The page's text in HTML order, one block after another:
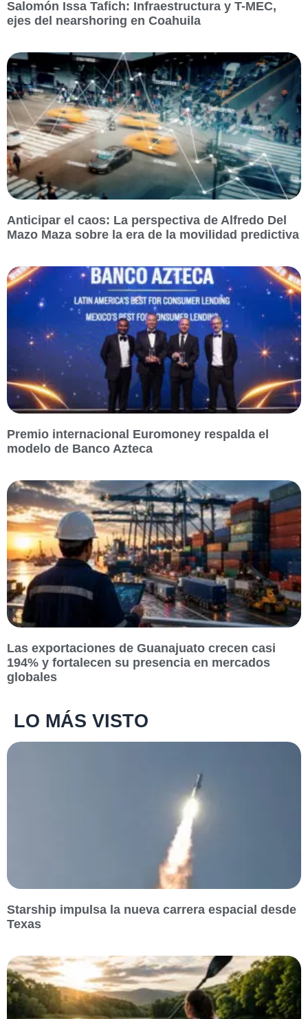
Salomón Issa Tafich: Infraestructura y T-MEC,
ejes del nearshoring en Coahuila
Anticipar el caos: La perspectiva de Alfredo Del
Mazo Maza sobre la era de la movilidad predictiva
Premio internacional Euromoney respalda el
modelo de Banco Azteca
Las exportaciones de Guanajuato crecen casi
194% y fortalecen su presencia en mercados
globales
LO MÁS VISTO
Starship impulsa la nueva carrera espacial desde
Texas